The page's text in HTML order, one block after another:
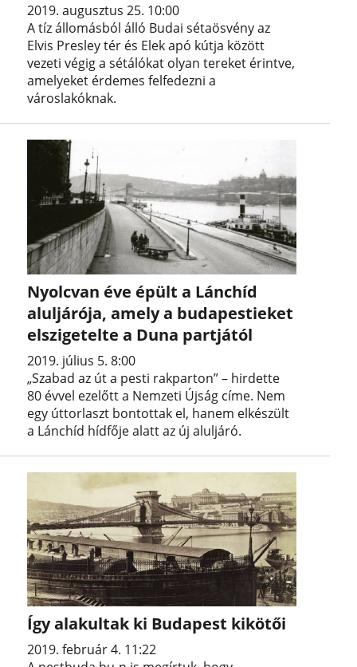
2019. augusztus 25. 10:00
A tíz állomásból álló Budai sétaösvény az
Elvis Presley tér és Elek apó kútja között
vezeti végig a sétálókat olyan tereket érintve,
amelyeket érdemes felfedezni a
városlakóknak.
Nyolcvan éve épült a Lánchíd
aluljárója, amely a budapestieket
elszigetelte a Duna partjától
2019. július 5. 8:00
„Szabad az út a pesti rakparton” – hirdette
80 évvel ezelőtt a Nemzeti Újság címe. Nem
egy úttorlaszt bontottak el, hanem elkészült
a Lánchíd hídfője alatt az új aluljáró.
Így alakultak ki Budapest kikötői
2019. február 4. 11:22